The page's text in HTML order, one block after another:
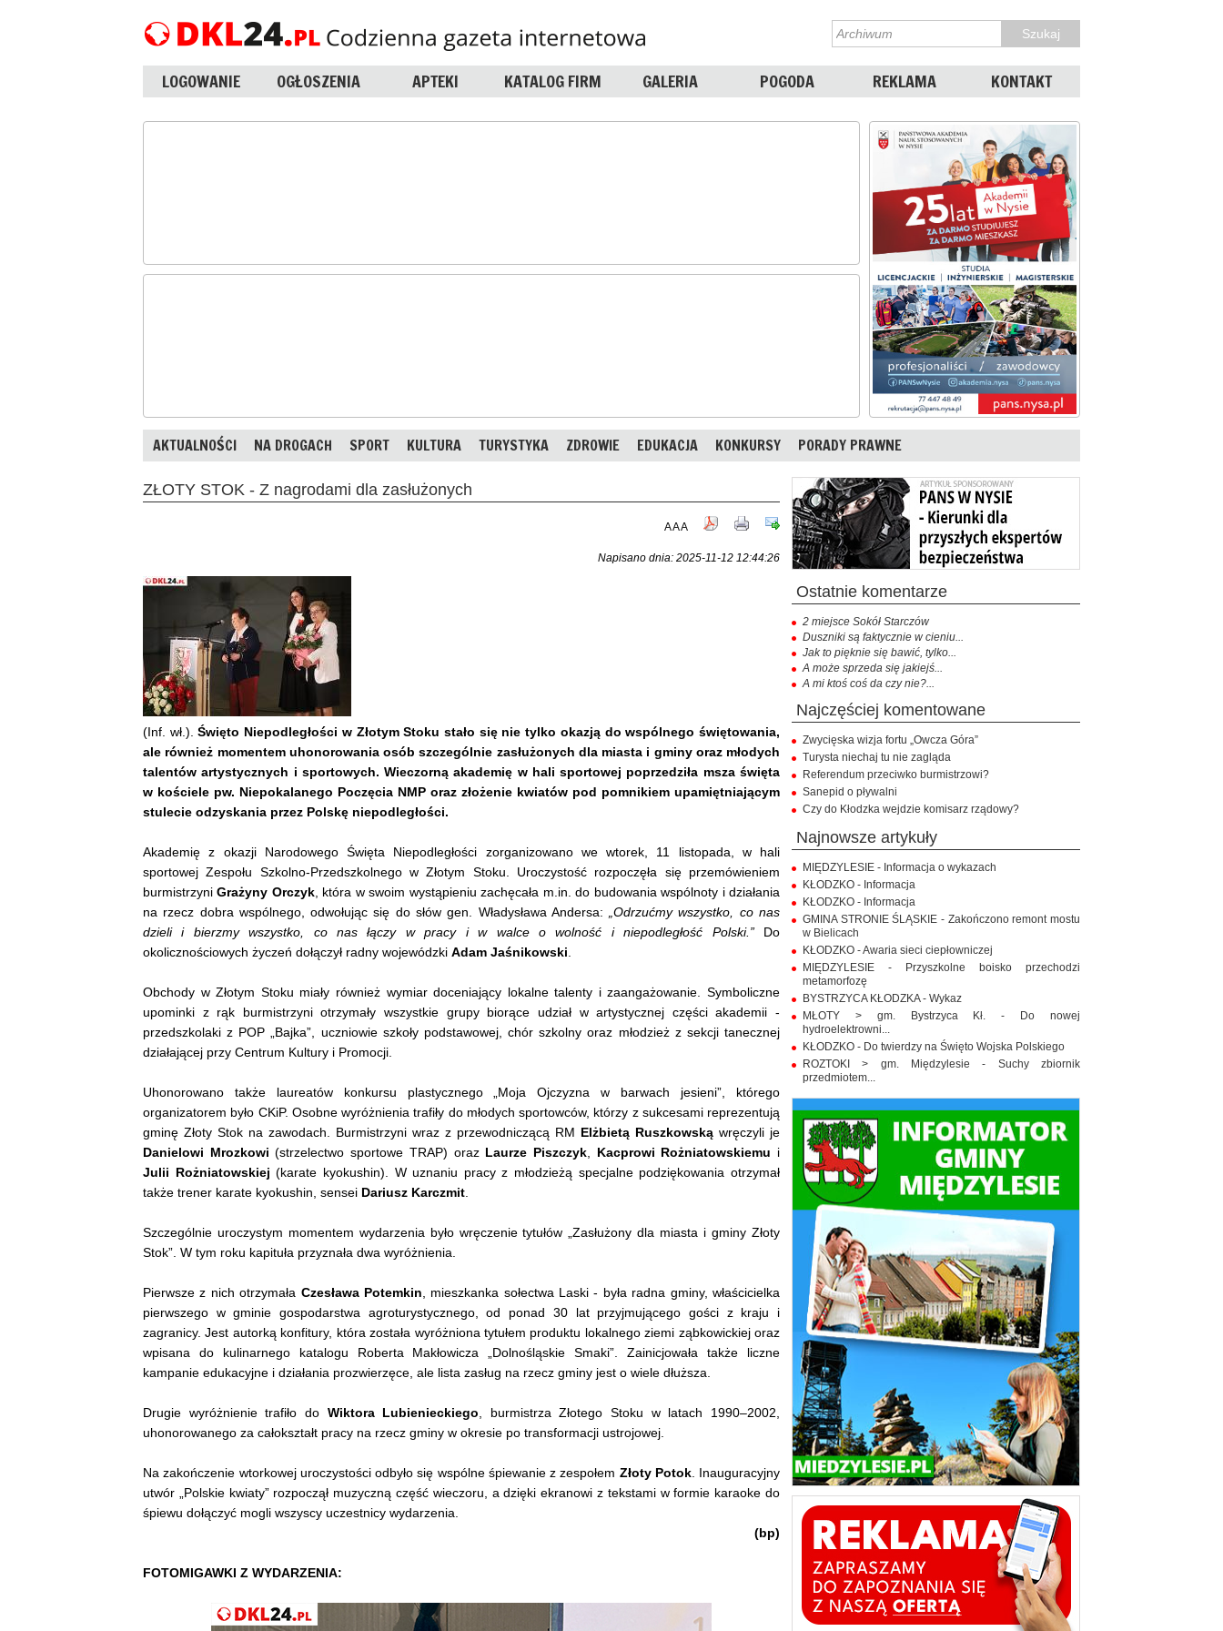
LOGOWANIE OGŁOSZENIA APTEKI KATALOG FIRM GALERIA POGODA REKLAMA KONTAKT
AKTUALNOŚCI NA DROGACH SPORT KULTURA TURYSTYKA ZDROWIE EDUKACJA KONKURSY PORADY PRAWNE
ZŁOTY STOK - Z nagrodami dla zasłużonych
AAA
Napisano dnia: 2025-11-12 12:44:26
(Inf. wł.).Święto Niepodległości w Złotym Stoku stało się nie tylko okazją do wspólnego świętowania,
ale również momentem uhonorowania osób szczególnie zasłużonych dla miasta i gminy oraz młodych
talentów artystycznych i sportowych. Wieczorną akademię w hali sportowej poprzedziła msza święta
w kościele pw. Niepokalanego Poczęcia NMP oraz złożenie kwiatów pod pomnikiem upamiętniającym
stulecie odzyskania przez Polskę niepodległości.
Akademię z okazji Narodowego Święta Niepodległości zorganizowano we wtorek, 11 listopada, w hali
sportowej Zespołu Szkolno-Przedszkolnego w Złotym Stoku. Uroczystość rozpoczęła się przemówieniem
burmistrzyniGrażyny Orczyk, która w swoim wystąpieniu zachęcała m.in. do budowania wspólnoty i działania
na rzecz dobra wspólnego, odwołując się do słów gen. Władysława Andersa:
„Odrzućmy wszystko, co nas
dzieli i bierzmy wszystko, co nas łączy w pracy i w walce o wolność i niepodległość Polski.”Do
okolicznościowych życzeń dołączył radny wojewódzki Adam Jaśnikowski
Obchody w Złotym Stoku miały również wymiar doceniający lokalne talenty i zaangażowanie. Symboliczne
upominki z rąk burmistrzyni otrzymały wszystkie grupy biorące udział w artystycznej części akademii -
przedszkolaki z POP „Bajka”, uczniowie szkoły podstawowej, chór szkolny oraz młodzież z sekcji tanecznej
działającej przy Centrum Kultury i Promocji.
Uhonorowano także laureatów konkursu plastycznego „Moja Ojczyzna w barwach jesieni”, którego
organizatorem było CKiP. Osobne wyróżnienia trafiły do młodych sportowców, którzy z sukcesami reprezentują
gminę Złoty Stok na zawodach. Burmistrzyni wraz z przewodniczącą RM Elżbietą Ruszkowską wręczyli je
Danielowi Mrozkowi (strzelectwo sportowe TRAP) oraz Laurze Piszczyk, Kacprowi Rożniatowskiemu i
Julii Rożniatowskiej (karate kyokushin). W uznaniu pracy z młodzieżą specjalne podziękowania otrzymał
także trener karate kyokushin, sensei Dariusz Karczmit
Szczególnie uroczystym momentem wydarzenia było wręczenie tytułów „Zasłużony dla miasta i gminy Złoty
Stok”. W tym roku kapituła przyznała dwa wyróżnienia.
Pierwsze z nich otrzymała Czesława Potemkin , mieszkanka sołectwa Laski - była radna gminy, właścicielka
pierwszego w gminie gospodarstwa agroturystycznego, od ponad 30 lat przyjmującego gości z kraju i
zagranicy. Jest autorką konfitury, która została wyróżniona tytułem produktu lokalnego ziemi ząbkowickiej oraz
wpisana do kulinarnego katalogu Roberta Makłowicza „Dolnośląskie Smaki”. Zainicjowała także liczne
kampanie edukacyjne i działania prozwierzęce, ale lista zasług na rzecz gminy jest o wiele dłuższa.
Drugie wyróżnienie trafiło do Wiktora Lubienieckiego , burmistrza Złotego Stoku w latach 1990–2002,
uhonorowanego za całokształt pracy na rzecz gminy w okresie po transformacji ustrojowej.
Na zakończenie wtorkowej uroczystości odbyło się wspólne śpiewanie z zespołem Złoty Potok. Inauguracyjny
utwór „Polskie kwiaty” rozpoczął muzyczną część wieczoru, a dzięki ekranowi z tekstami w formie karaoke do
śpiewu dołączyć mogli wszyscy uczestnicy wydarzenia.
(bp)
FOTOMIGAWKI Z WYDARZENIA:
ostatnie komentarze
2 miejsce Sokół Starczów
Duszniki są faktycznie w cieniu...
Jak to pięknie się bawić, tylko...
A może sprzeda się jakiejś...
A mi ktoś coś da czy nie?...
najczęściej komentowane
Zwycięska wizja fortu „Owcza Góra”
Turysta niechaj tu nie zagląda
Referendum przeciwko burmistrzowi?
Sanepid o pływalni
Czy do Kłodzka wejdzie komisarz rządowy?
najnowsze artykuły
MIĘDZYLESIE - Informacja o wykazach
KŁODZKO - Informacja
KŁODZKO - Informacja
GMINA STRONIE ŚLĄSKIE - Zakończono remont mostu
w Bielicach
KŁODZKO - Awaria sieci ciepłowniczej
MIĘDZYLESIE - Przyszkolne boisko przechodzi
metamorfozę
BYSTRZYCA KŁODZKA - Wykaz
MŁOTY > gm. Bystrzyca Kł. - Do nowej
hydroelektrowni...
KŁODZKO - Do twierdzy na Święto Wojska Polskiego
ROZTOKI > gm. Międzylesie - Suchy zbiornik
przedmiotem...